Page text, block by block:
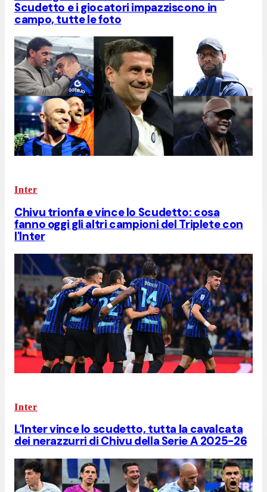
Scudetto e i giocatori impazziscono in
campo, tutte le foto
Inter
Chivu trionfa e vince lo Scudetto: cosa
fanno oggi gli altri campioni del Triplete con
l'Inter
Inter
L'Inter vince lo scudetto, tutta la cavalcata
dei nerazzurri di Chivu della Serie A 2025-26